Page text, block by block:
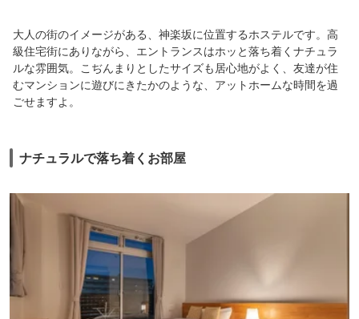
大人の街のイメージがある、神楽坂に位置するホステルです。高
級住宅街にありながら、エントランスはホッと落ち着くナチュラ
ルな雰囲気。こぢんまりとしたサイズも居心地がよく、友達が住
むマンションに遊びにきたかのような、アットホームな時間を過
ごせますよ。
ナチュラルで落ち着くお部屋